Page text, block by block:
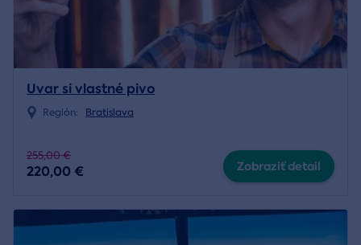
Uvar si vlastné pivo
Región: Bratislava
255,00 €
220,00 € Zobraziť detail